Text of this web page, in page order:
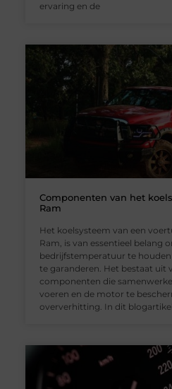
ervaring en de
Componenten van het
Ram
Het koelsysteem van een
Ram, is van essentieel belang
bedrijfstemperatuur te
te garanderen. Het bestaat uit
componenten die
voeren en de motor te
oververhitting. In dit